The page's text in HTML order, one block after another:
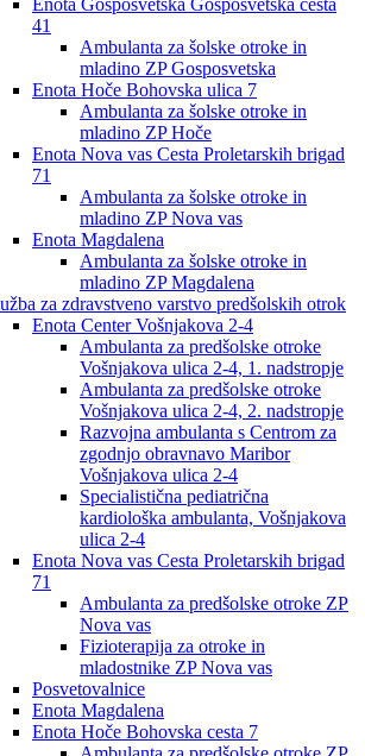
Enota Gosposvetska Gosposvetska cesta
41
Ambulanta za šolske otroke in
mladino ZP Gosposvetska
Enota Hoče Bohovska ulica 7
Ambulanta za šolske otroke in
mladino ZP Hoče
Enota Nova vas Cesta Proletarskih brigad
71
Ambulanta za šolske otroke in
mladino ZP Nova vas
Enota Magdalena
Ambulanta za šolske otroke in
mladino ZP Magdalena
za zdravstveno varstvo predšolskih otrok
Enota Center Vošnjakova 2-4
Ambulanta za predšolske otroke
Vošnjakova ulica 2-4, 1. nadstropje
Ambulanta za predšolske otroke
Vošnjakova ulica 2-4, 2. nadstropje
Razvojna ambulanta s Centrom za
zgodnjo obravnavo Maribor
Vošnjakova ulica 2-4
Specialistična pediatrična
kardiološka ambulanta, Vošnjakova
ulica 2-4
Enota Nova vas Cesta Proletarskih brigad
71
Ambulanta za predšolske otroke ZP
Nova vas
Fizioterapija za otroke in
mladostnike ZP Nova vas
Posvetovalnice
Enota Magdalena
Enota Hoče Bohovska cesta 7